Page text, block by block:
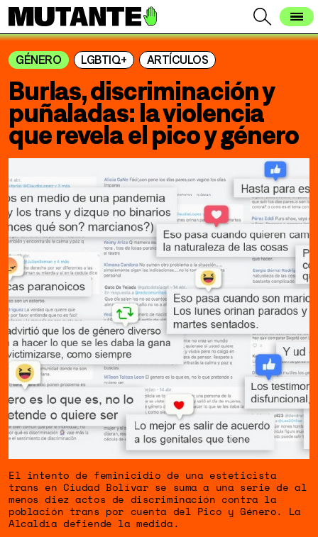
GÉNERO LGBTIQ+ ARTÍCULOS
Burlas, discriminación y
puñaladas: la violencia
que revela el pico y género
El intento de feminicidio de una esteticista
trans en Ciudad Bolívar se suma a una serie de al
menos diez actos de discriminación contra la
población trans por cuenta del Pico y Género. La
Alcaldía defiende la medida.